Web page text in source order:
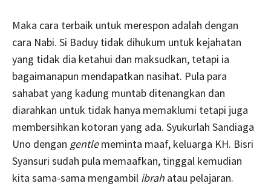
Maka cara terbaik untuk merespon adalah dengan
cara Nabi. Si Baduy tidak dihukum untuk kejahatan
yang tidak dia ketahui dan maksudkan, tetapi ia
bagaimanapun mendapatkan nasihat. Pula para
sahabat yang kadung muntab ditenangkan dan
diarahkan untuk tidak hanya memaklumi tetapi juga
membersihkan kotoran yang ada. Syukurlah Sandiaga
Uno dengan gentlememinta maaf, keluarga KH. Bisri
Syansuri sudah pula memaafkan, tinggal kemudian
kita sama-sama mengambil ibrah atau pelajaran.